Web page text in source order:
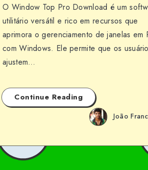
O Window Top Pro Download é um
utilitário versátil e rico em recursos que
aprimora o gerenciamento de janelas em
com Windows. Ele permite que os
ajustem…
Continue Reading
João